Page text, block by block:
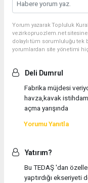
Yorum yazarak Topluluk
vezirkopruozlem.net sitesine
dolaylı tüm sorumluluğu tek
yorumlardan site yönetimi
Deli Dumrul
Fabrika müjdesi
havza,kavak
açma yarışında
Yorumu Yanıtla
Yatırım?
Bu TEDAŞ 'dan
yaptırdığı ekseriyeti